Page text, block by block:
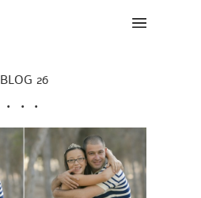
BLOG 26